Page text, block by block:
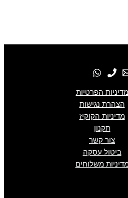
מדיניות הפרטיות
הצהרת נגישות
מדיניות הקוקיז
תקנון
צור קשר
ביטול עסקה
משלוחים